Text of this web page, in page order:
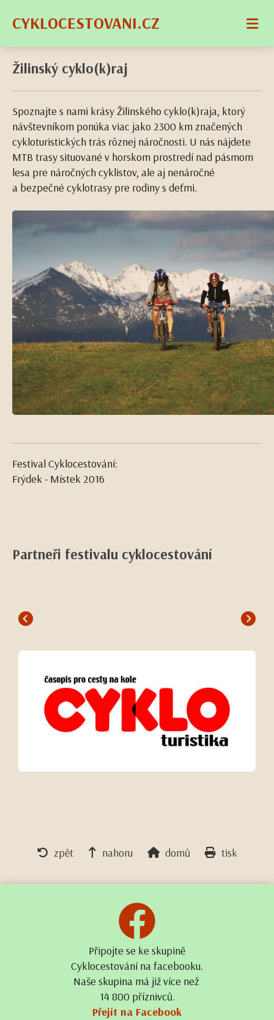
CYKLOCESTOVANI.CZ
Žilinský cyklo(k)raj
Spoznajte s nami krásy Žilinského cyklo(k)raja, ktorý
návštevníkom ponúka viac jako 2300 km značených
cykloturistických trás rôznej náročnosti. U nás nájdete
MTB trasy situované v horskom prostredí nad pásmom
lesa pre náročných cyklistov, ale aj nenáročné
a bezpečné cyklotrasy pre rodiny s deťmi.
Festival Cyklocestování:
Frýdek - Místek 2016
Partneři festivalu cyklocestování
zpět nahoru domů tisk
Připojte se ke skupině
Cyklocestování na facebooku.
Naše skupina má již více než
14 800 příznivců.
Přejít na Facebook